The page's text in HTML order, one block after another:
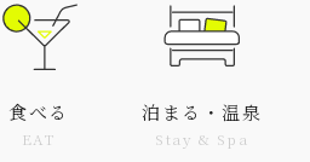
食べる
EAT
泊まる・温泉
Stay & Spa